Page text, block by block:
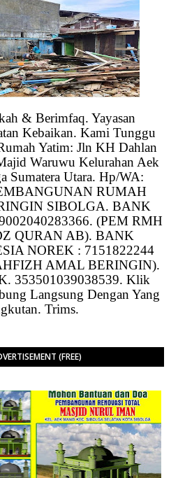
& Berimfaq. Yayasan
Kebaikan. Kami Tunggu
Yatim: Jln KH Dahlan
Waruwu Kelurahan Aek
Sumatera Utara. Hp/WA:
RUMAH
SIBOLGA. BANK
(PEM RMH
QURAN AB). BANK
NOREK : 7151822244
AMAL BERINGIN).
353501039038539. Klik
Langsung Dengan Yang
Trims.
(FREE)